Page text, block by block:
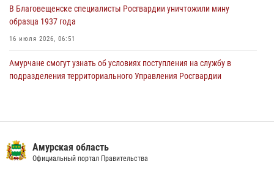
В Благовещенске специалисты Росгвардии уничтожили мину
образца 1937 года
16 июля 2026, 06:51
Амурчане смогут узнать об условиях поступления на службу в
подразделения территориального Управления Росгвардии
28 июля 2026, 09:01 3
Амурская область
Официальный портал Правительства